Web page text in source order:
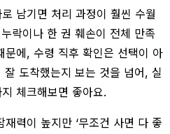
남기면 처리 과정이 훨씬 수월
락이나 한 권 훼손이 전체 만족
문에, 수령 직후 확인은 선택이 아
도착했는지 보는 것을 넘어, 실
체크해보면 좋아요.
력이 높지만 ‘무조건 사면 다 좋